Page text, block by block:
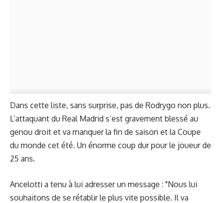
Dans cette liste, sans surprise, pas de Rodrygo non plus.
L’attaquant du Real Madrid s’est gravement blessé au
genou droit et va manquer la fin de saison et la Coupe
du monde cet été. Un énorme coup dur pour le joueur de
25 ans.
Ancelotti a tenu à lui adresser un message : "Nous lui
souhaitons de se rétablir le plus vite possible. Il va